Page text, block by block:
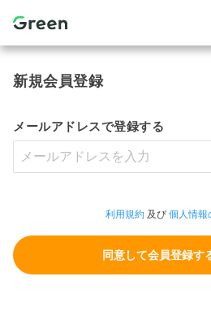
新規会員登録
メールアドレスで登録する
利用規約及び 個人情報